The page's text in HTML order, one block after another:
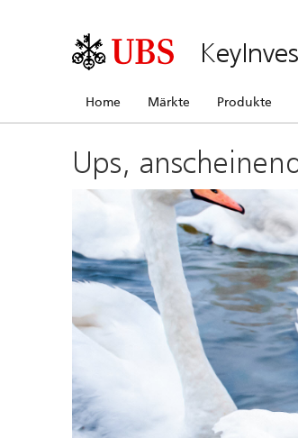
Home Märkte Produkte
Ups,